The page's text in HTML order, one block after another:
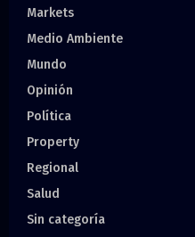
Markets
Medio Ambiente
Mundo
Opinión
Política
Property
Regional
Salud
Sin categoría